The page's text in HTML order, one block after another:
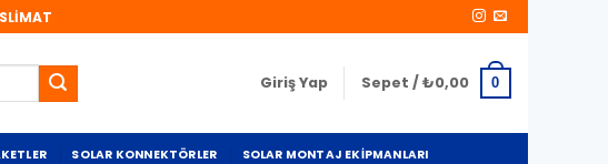
Giriş Yap Sepet /₺0,00 0
SOLAR KONNEKTÖRLER SOLAR MONTAJ EKIPMANLARI